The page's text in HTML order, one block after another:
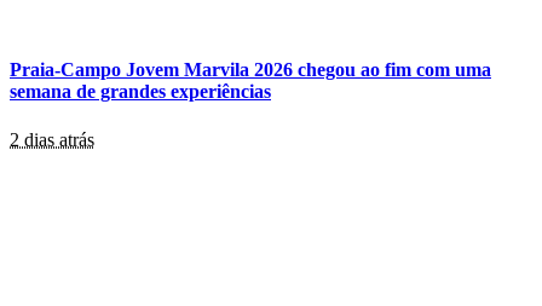
Praia-Campo Jovem Marvila 2026 chegou ao fim com uma
semana de grandes experiências
2 dias atrás